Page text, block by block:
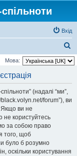
Вхід
о
Мова:
(надалі “ми”,
black.volyn.net/forum”), ви
Якщо ви не
не користуйтесь
за собою право
того, щоб
було б розумно
оскільки користування